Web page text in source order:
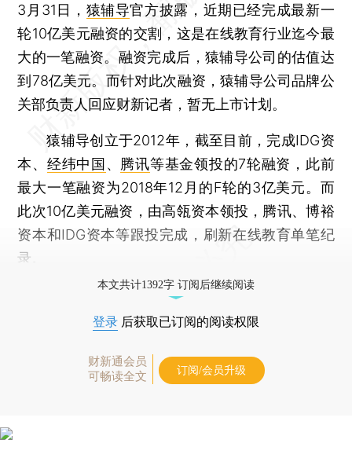
3月31日， 猿辅导官方披露，近期已经完成最新一
轮10亿美元融资的交割，这是在线教育行业迄今最
大的一笔融资。融资完成后，猿辅导公司的估值达
到78亿美元。而针对此次融资，猿辅导公司品牌公
关部负责人回应财新记者，暂无上市计划。
猿辅导创立于2012年，截至目前，完成IDG资
本、 经纬中国 、 腾讯等基金领投的7轮融资，此前
最大一笔融资为2018年12月的F轮的3亿美元。而
此次10亿美元融资，由高瓴资本领投，腾讯、博裕
资本和IDG资本等跟投完成，刷新在线教育单笔纪
录。
本文共计1392字 订阅后继续阅读
登录 后获取已订阅的阅读权限
财新通会员
可畅读全文
订阅/会员升级